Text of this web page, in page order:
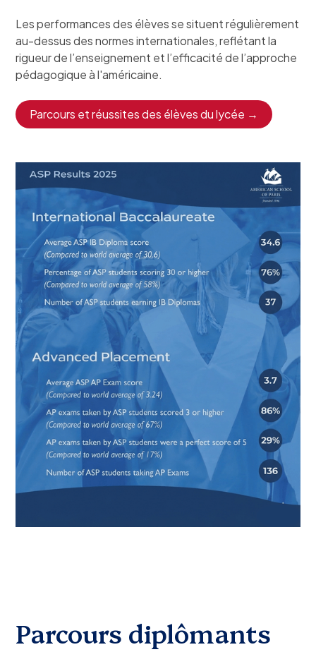
Les performances des élèves se situent régulièrement
au-dessus des normes internationales, reflétant la
rigueur de l’enseignement et l’efficacité de l’approche
pédagogique à l'américaine.
Parcours et réussites des élèves du lycée →
Parcours diplômants